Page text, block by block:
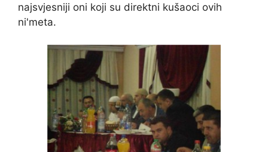
najsvjesniji oni koji su direktni kušaoci ovih
ni'meta.